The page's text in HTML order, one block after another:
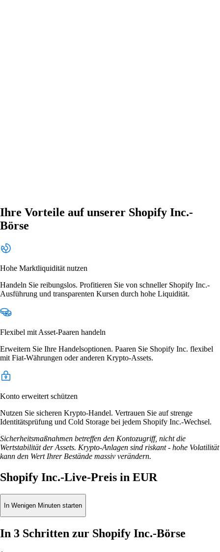
Ihre Vorteile auf unserer Shopify Inc.-
Börse
Hohe Marktliquidität nutzen
Handeln Sie reibungslos. Profitieren Sie von schneller Shopify Inc.-
Ausführung und transparenten Kursen durch hohe Liquidität.
Flexibel mit Asset-Paaren handeln
Erweitern Sie Ihre Handelsoptionen. Paaren Sie Shopify Inc. flexibel
mit Fiat-Währungen oder anderen Krypto-Assets.
Konto erweitert schützen
Nutzen Sie sicheren Krypto-Handel. Vertrauen Sie auf strenge
Identitätsprüfung und Cold Storage bei jedem Shopify Inc.-Wechsel.
Sicherheitsmaßnahmen betreffen den Kontozugriff, nicht die
Wertstabilität der Assets. Krypto-Anlagen sind riskant - hohe Volatilität
kann den Wert Ihrer Bestände massiv verändern.
Shopify Inc.-Live-Preis in EUR
In Wenigen Minuten starten
In 3 Schritten zur Shopify Inc.-Börse